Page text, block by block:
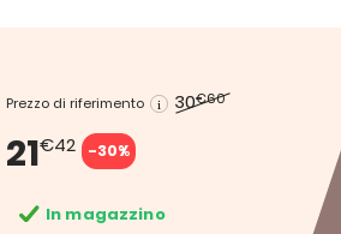
Prezzo di riferimento 30€60
21€42 -30%
In magazzino